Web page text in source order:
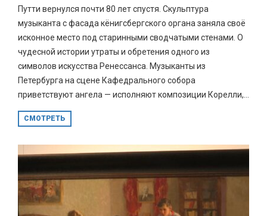
Путти вернулся почти 80 лет спустя. Скульптура
музыканта с фасада кёнигсбергского органа заняла своё
исконное место под старинными сводчатыми стенами. О
чудесной истории утраты и обретения одного из
символов искусства Ренессанса. Музыканты из
Петербурга на сцене Кафедрального собора
приветствуют ангела — исполняют композиции Корелли,...
СМОТРЕТЬ